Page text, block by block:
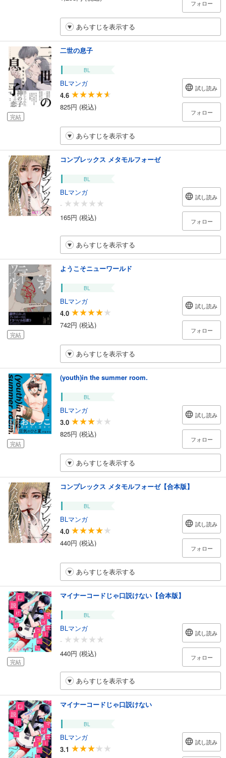
フォロー
あらすじを表示する
完結
二世の息子
BL
BLマンガ
4.6
825円 (税込)
試し読み
フォロー
あらすじを表示する
コンプレックス メタモルフォーゼ
BL
BLマンガ
-
165円 (税込)
試し読み
フォロー
あらすじを表示する
完結
ようこそニューワールド
BL
BLマンガ
4.0
742円 (税込)
試し読み
フォロー
あらすじを表示する
完結
(youth)in the summer room.
BL
BLマンガ
3.0
825円 (税込)
試し読み
フォロー
あらすじを表示する
コンプレックス メタモルフォーゼ【合本版】
BL
BLマンガ
4.0
440円 (税込)
試し読み
フォロー
あらすじを表示する
完結
マイナーコードじゃ口説けない【合本版】
BL
BLマンガ
-
440円 (税込)
試し読み
フォロー
あらすじを表示する
マイナーコードじゃ口説けない
BL
BLマンガ
3.1
試し読み